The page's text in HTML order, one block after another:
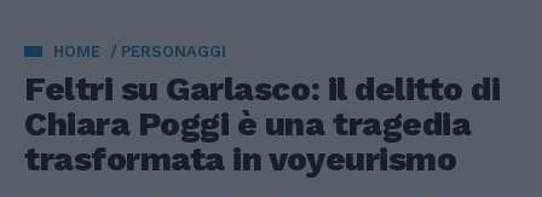
HOME PERSONAGGI
Feltri su Garlasco: il delitto di
Chiara Poggi è una tragedia
trasformata in voyeurismo